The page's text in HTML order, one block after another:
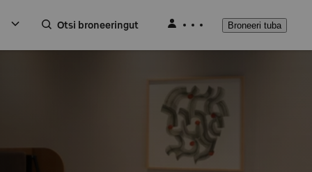
Otsi broneeringut Broneeri tuba